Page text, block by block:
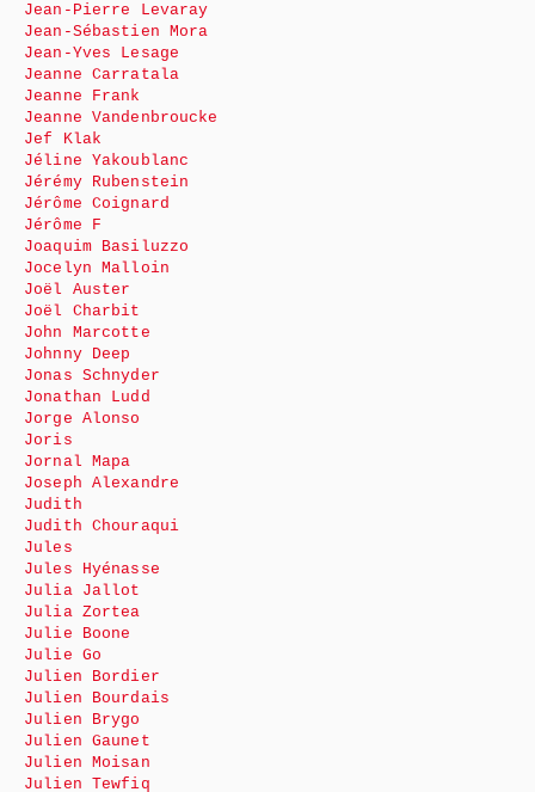
Jean-Pierre Levaray
Jean-Sébastien Mora
Jean-Yves Lesage
Jeanne Carratala
Jeanne Frank
Jeanne Vandenbroucke
Jef Klak
Jéline Yakoublanc
Jérémy Rubenstein
Jérôme Coignard
Jérôme F
Joaquim Basiluzzo
Jocelyn Malloin
Joël Auster
Joël Charbit
John Marcotte
Johnny Deep
Jonas Schnyder
Jonathan Ludd
Jorge Alonso
Joris
Jornal Mapa
Joseph Alexandre
Judith
Judith Chouraqui
Jules
Jules Hyénasse
Julia Jallot
Julia Zortea
Julie Boone
Julie Go
Julien Bordier
Julien Bourdais
Julien Brygo
Julien Gaunet
Julien Moisan
Julien Tewfiq